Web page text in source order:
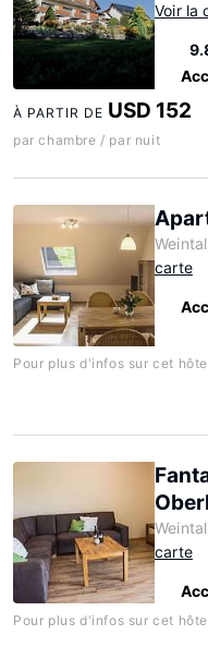
Voir la
À PARTIR DE USD 152
par chambre / par nuit
carte
Pour plus d'infos sur cet
carte
Pour plus d'infos sur cet